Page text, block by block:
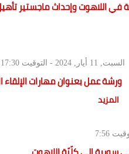
في اللاهوت وإحداث ماجستير
السبت, 11 أيار, 2024 - التوقيت 17:30
ورشة عمل بعنوان مهارات الإلقاء
المزيد
7:56